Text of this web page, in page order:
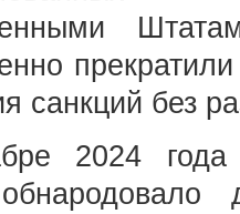
санкций без
2024 года